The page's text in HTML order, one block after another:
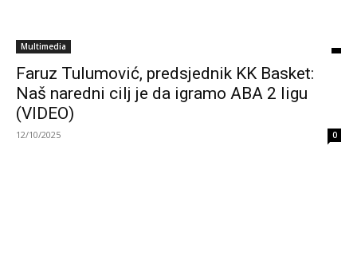
Multimedia
Faruz Tulumović, predsjednik KK Basket:
Naš naredni cilj je da igramo ABA 2 ligu
(VIDEO)
12/10/2025 0